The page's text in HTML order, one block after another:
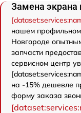
Замена экрана
нашем
Новгороде
запчасти
сервисном центр
на -15% дешевле
форму заказа